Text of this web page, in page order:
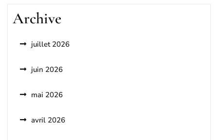
Archive
juillet 2026
juin 2026
mai 2026
avril 2026